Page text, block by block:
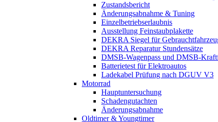
Zustandsbericht
Änderungsabnahme & Tuning
Einzelbetriebserlaubnis
Ausstellung Feinstaubplakette
DEKRA Siegel für
DEKRA Reparatur Stundensätze
DMSB-Wagenpass und DMSB-
Batterietest für Elektroautos
Ladekabel Prüfung nach DGUV V3
Motorrad
Hauptuntersuchung
Schadengutachten
Änderungsabnahme
Oldtimer & Youngtimer